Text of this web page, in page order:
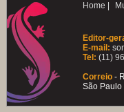
Home |
Editor-
E-mail:
Tel: (11)
Correio -
São Paulo